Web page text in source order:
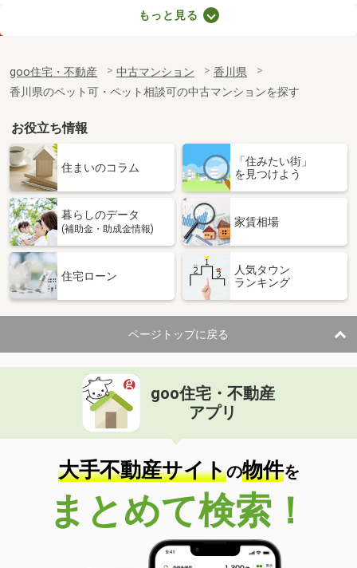
香川県高松市楠上町１丁目
専有面積 75.64m²
間取り
4LDK
香川県高松市桜町１丁目
価 格
3,990万円
香川県高松市桜町１丁目
専有面積 83.48m²
間取り
香川県高松市高松町
1,280万円
住 所
香川県高松市高松町
専有面積 89.83m²
間取り
3LDK
香川県丸亀市田村町
価 格
1,080万円
住 所
香川県丸亀市田村町
専有面積 81.75m²
間取り
3SLDK
香川県高松市太田上町
価 格
580万円
香川県高松市太田上町
50.03m²
もっと見る
goo住宅・不動産 中古マンション
香川県
香川県のペット可・ペット相談可の中古マンションを探す
お役立ち情報
住まいのコラム
「住みたい街」
を見つけよう
暮らしのデータ
(補助金・助成金情報)
家賃相場
住宅ローン
人気タウン
ランキング
ページトップに戻る
goo住宅・不動産
アプリ
大手不動産サイトの物件を
まとめて検索！